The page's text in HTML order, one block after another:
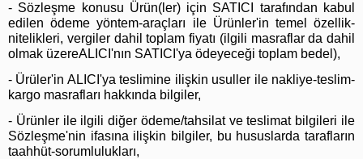
- Sözleşme konusu Ürün(ler) için SATICI tarafından kabul
edilen ödeme yöntem-araçları ile Ürünler'in temel özellik-
nitelikleri, vergiler dahil toplam fiyatı (ilgili masraflar da dahil
olmak üzereALICI'nın SATICI'ya ödeyeceği toplam bedel),
- Ürüler'in ALICI'ya teslimine ilişkin usuller ile nakliye-teslim-
kargo masrafları hakkında bilgiler,
- Ürünler ile ilgili diğer ödeme/tahsilat ve teslimat bilgileri ile
Sözleşme'nin ifasına ilişkin bilgiler, bu hususlarda tarafların
taahhüt-sorumlulukları,